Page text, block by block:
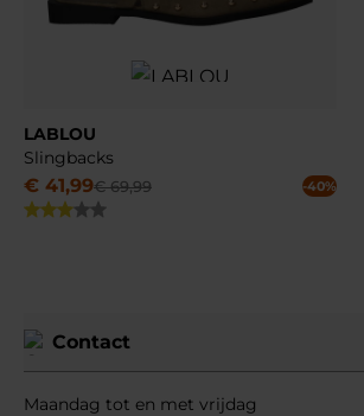
LABLOU
Slingbacks
€ 41,99€ 69,99 -40%
Contact
Maandag tot en met vrijdag